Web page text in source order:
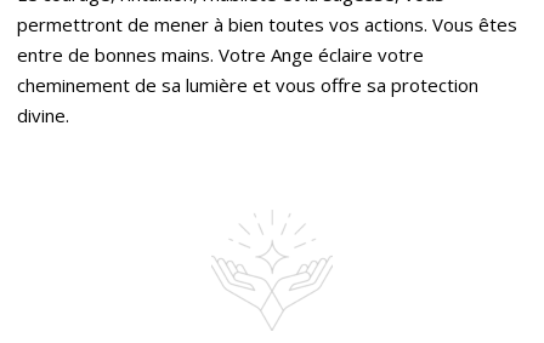
permettront de mener à bien toutes vos actions. Vous êtes
entre de bonnes mains. Votre Ange éclaire votre
cheminement de sa lumière et vous offre sa protection
divine.